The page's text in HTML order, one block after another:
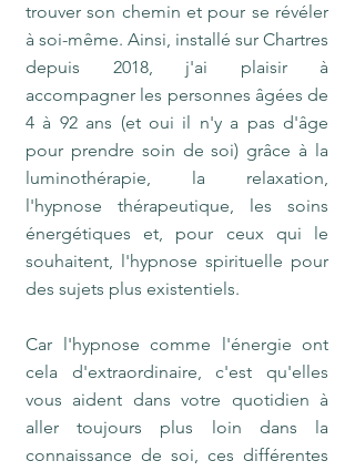
trouver son chemin et pour se révéler
à soi-même. Ainsi, installé sur Chartres
depuis 2018, j'ai plaisir à
accompagner les personnes âgées de
4 à 92 ans (et oui il n'y a pas d'âge
pour prendre soin de soi) grâce à la
luminothérapie, la relaxation,
l'hypnose thérapeutique, les soins
énergétiques et, pour ceux qui le
souhaitent, l'hypnose spirituelle pour
des sujets plus existentiels.
​​Car l'hypnose comme l'énergie ont
cela d'extraordinaire, c'est qu'elles
vous aident dans votre quotidien à
aller toujours plus loin dans la
connaissance de soi, ces différentes